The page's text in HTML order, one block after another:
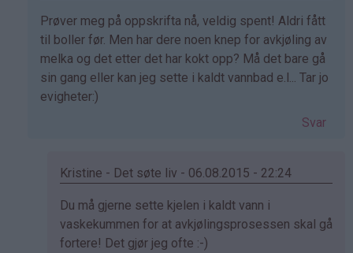
bekreftet)
Som
svar
på
av
Elinda
Prøver meg på oppskrifta nå, veldig spent! Aldri fått
til boller før. Men har dere noen knep for avkjøling av
melka og det etter det har kokt opp? Må det bare gå
sin gang eller kan jeg sette i kaldt vannbad e.l... Tar jo
evigheter:)
Svar
Kristine - Det søte liv - 06.08.2015 - 22:24
Som
svar
på
Du må gjerne sette kjelen i kaldt vann i
vaskekummen for at avkjølingsprosessen skal gå
fortere! Det gjør jeg ofte :-)